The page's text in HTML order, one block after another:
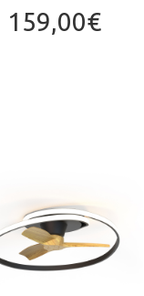
159,00€